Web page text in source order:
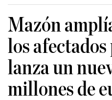
Mazón
los
lanza un
millones de